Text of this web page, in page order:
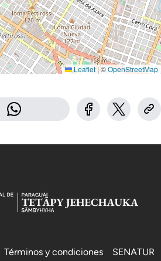
Leaflet |©OpenStreetMap
Términos y condiciones SENATUR